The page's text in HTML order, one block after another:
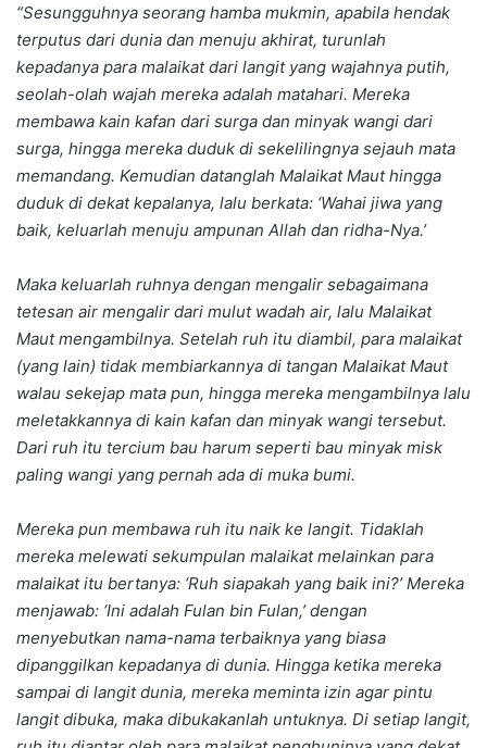
“Sesungguhnya seorang hamba mukmin, apabila hendak
terputus dari dunia dan menuju akhirat, turunlah
kepadanya para malaikat dari langit yang wajahnya putih,
seolah-olah wajah mereka adalah matahari. Mereka
membawa kain kafan dari surga dan minyak wangi dari
surga, hingga mereka duduk di sekelilingnya sejauh mata
memandang. Kemudian datanglah Malaikat Maut hingga
duduk di dekat kepalanya, lalu berkata: ‘Wahai jiwa yang
baik, keluarlah menuju ampunan Allah dan ridha-Nya.’
Maka keluarlah ruhnya dengan mengalir sebagaimana
tetesan air mengalir dari mulut wadah air, lalu Malaikat
Maut mengambilnya. Setelah ruh itu diambil, para malaikat
(yang lain) tidak membiarkannya di tangan Malaikat Maut
walau sekejap mata pun, hingga mereka mengambilnya lalu
meletakkannya di kain kafan dan minyak wangi tersebut.
Dari ruh itu tercium bau harum seperti bau minyak misk
paling wangi yang pernah ada di muka bumi.
Mereka pun membawa ruh itu naik ke langit. Tidaklah
mereka melewati sekumpulan malaikat melainkan para
malaikat itu bertanya: ‘Ruh siapakah yang baik ini?’ Mereka
menjawab: ‘Ini adalah Fulan bin Fulan,’ dengan
menyebutkan nama-nama terbaiknya yang biasa
dipanggilkan kepadanya di dunia. Hingga ketika mereka
sampai di langit dunia, mereka meminta izin agar pintu
langit dibuka, maka dibukakanlah untuknya. Di setiap langit,